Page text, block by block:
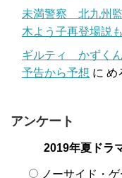
未満警察 北九州
木よう子再登場説も
ギルティ かずくん
予告から予想 に め
アンケート
2019年夏ドラ
ノーサイド・ゲ